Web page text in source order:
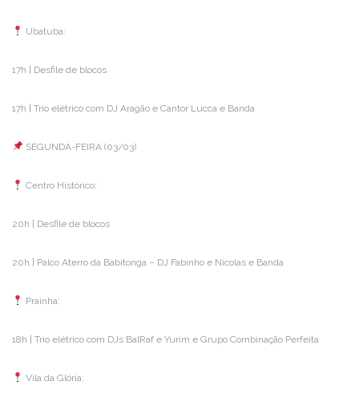
Ubatuba:
17h | Desfile de blocos
17h | Trio elétrico com DJ Aragão e Cantor Lucca e Banda
SEGUNDA-FEIRA (03/03)
Centro Histórico:
20h | Desfile de blocos
20h | Palco Aterro da Babitonga – DJ Fabinho e Nícolas e Banda
Prainha:
18h | Trio elétrico com DJs BalRaf e Yurim e Grupo Combinação Perfeita
Vila da Glória: